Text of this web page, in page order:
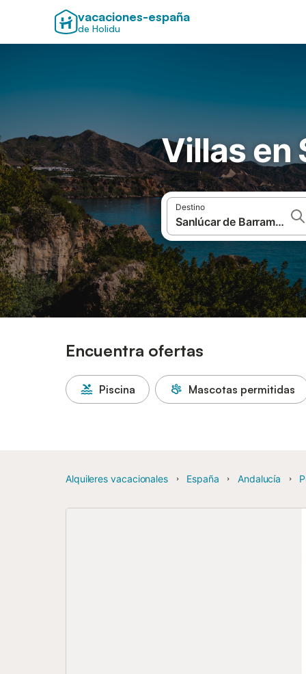
vacaciones-españa
de Holidu
Villas en
Destino
Encuentra ofertas
Piscina Mascotas permitidas
Alquileres vacacionales España Andalucía